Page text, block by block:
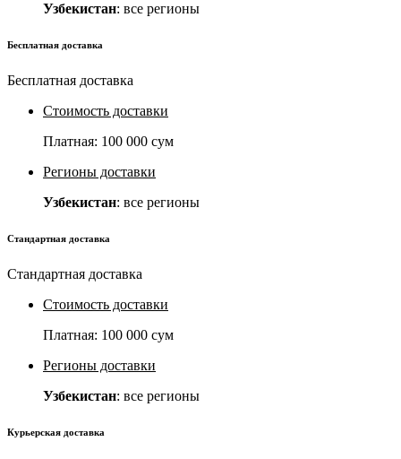
Узбекистан: все регионы
Бесплатная доставка
Бесплатная доставка
Стоимость доставки
Платная: 100 000 сум
Регионы доставки
Узбекистан: все регионы
Стандартная доставка
Стандартная доставка
Стоимость доставки
Платная: 100 000 сум
Регионы доставки
Узбекистан: все регионы
Курьерская доставка